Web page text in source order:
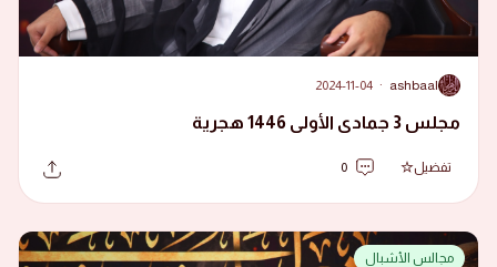
A
ashbaal
·
2024-11-04
مجلس 3 جمادى الأولى 1446 هجرية
تفضيل 0
مجالس الأشبال